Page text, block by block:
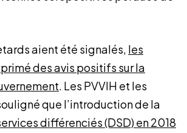
aient été signalés, les
des avis positifs sur la
. Les PVVIH et les
que l’introduction de la
différenciés (DSD) en 2018